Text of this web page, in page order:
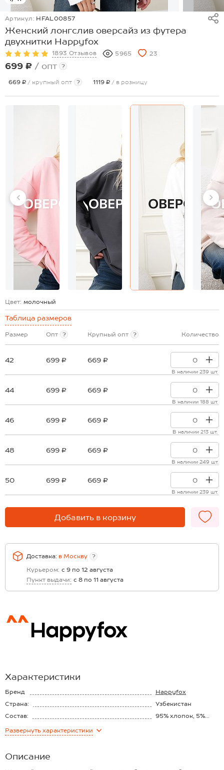
Артикул: HFAL00857
Женский лонгслив оверсайз из футера
двухнитки Happyfox
1893 Отзывов 5965 23
699 ₽ / опт ?
669 ₽ / крупный опт ? 1119 ₽ / в розницу
Цвет: молочный
Таблица размеров
Размер Опт ? Крупный опт ? Количество
42 699 ₽ 669 ₽
В наличии 239 шт.
44 699 ₽ 669 ₽
В наличии 188 шт.
46 699 ₽ 669 ₽
В наличии 213 шт.
48 699 ₽ 669 ₽
В наличии 249 шт.
50 699 ₽ 669 ₽
В наличии 239 шт.
Добавить в корзину
Доставка: в Москву
?
Курьером: с 9 по 12 августа
Пункт выдачи: с 8 по 11 августа
Характеристики
Бренд
Happyfox
Страна:
Узбекистан
Состав:
95% хлопок, 5%
Материал:
Развернуть характеристики
Описание